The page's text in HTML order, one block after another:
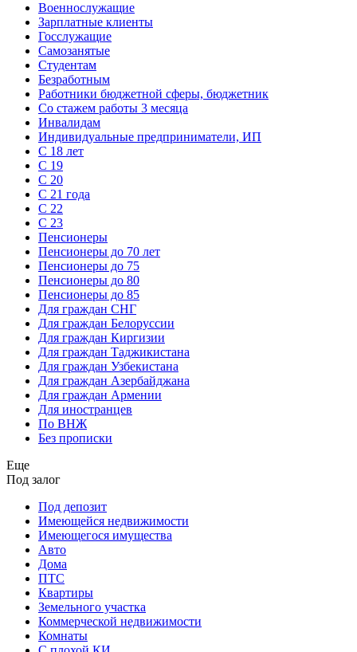
Военнослужащие
Зарплатные клиенты
Госслужащие
Самозанятые
Студентам
Безработным
Работники бюджетной сферы, бюджетник
Cо стажем работы 3 месяца
Инвалидам
Индивидуальные предприниматели, ИП
С 18 лет
С 19
С 20
С 21 года
С 22
С 23
Пенсионеры
Пенсионеры до 70 лет
Пенсионеры до 75
Пенсионеры до 80
Пенсионеры до 85
Для граждан СНГ
Для граждан Белоруссии
Для граждан Киргизии
Для граждан Таджикистана
Для граждан Узбекистана
Для граждан Азербайджана
Для граждан Армении
Для иностранцев
По ВНЖ
Без прописки
Еще
Под залог
Под депозит
Имеющейся недвижимости
Имеющегося имущества
Авто
Дома
ПТС
Квартиры
Земельного участка
Коммерческой недвижимости
Комнаты